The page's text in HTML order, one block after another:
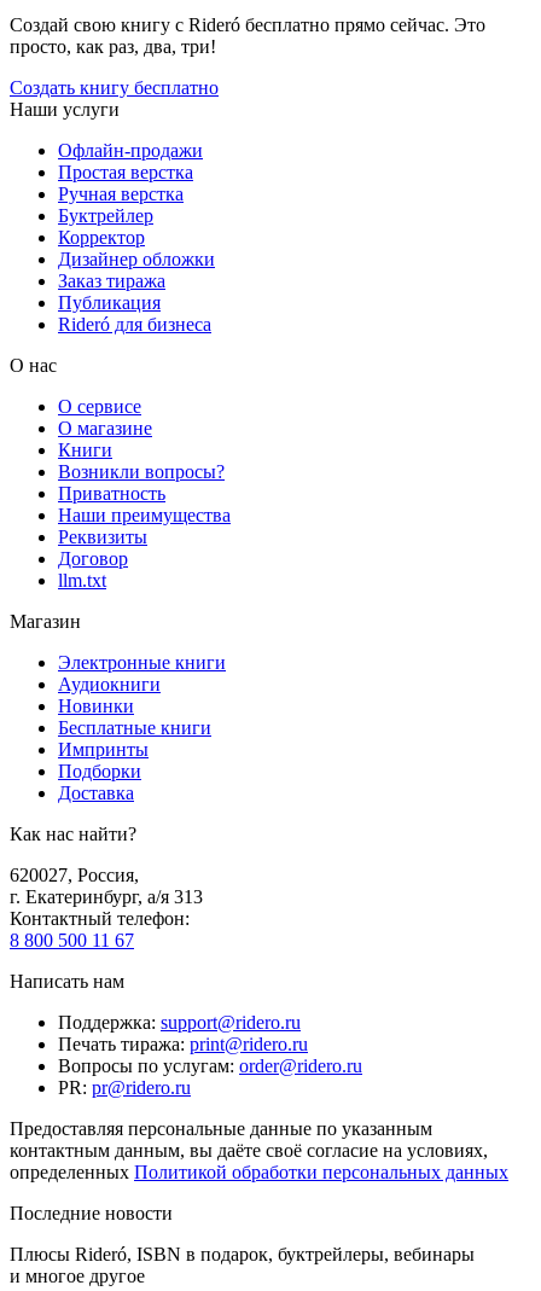
Создай свою книгу с Rideró бесплатно прямо сейчас. Это
просто, как раз, два, три!
Создать книгу бесплатно
Наши услуги
Офлайн-продажи
Простая верстка
Ручная верстка
Буктрейлер
Корректор
Дизайнер обложки
Заказ тиража
Публикация
Rideró для бизнеса
О нас
О сервисе
О магазине
Книги
Возникли вопросы?
Приватность
Наши преимущества
Реквизиты
Договор
llm.txt
Магазин
Электронные книги
Аудиокниги
Новинки
Бесплатные книги
Импринты
Подборки
Доставка
Как нас найти?
620027, Россия,
г. Екатеринбург, а/я 313
Контактный телефон:
8 800 500 11 67
Написать нам
Поддержка: support@ridero.ru
Печать тиража: print@ridero.ru
Вопросы по услугам: order@ridero.ru
PR: pr@ridero.ru
Предоставляя персональные данные по указанным
контактным данным, вы даёте своё согласие на условиях,
определенных Политикой обработки персональных данных
Последние новости
Плюсы Rideró, ISBN в подарок, буктрейлеры, вебинары
и многое другое